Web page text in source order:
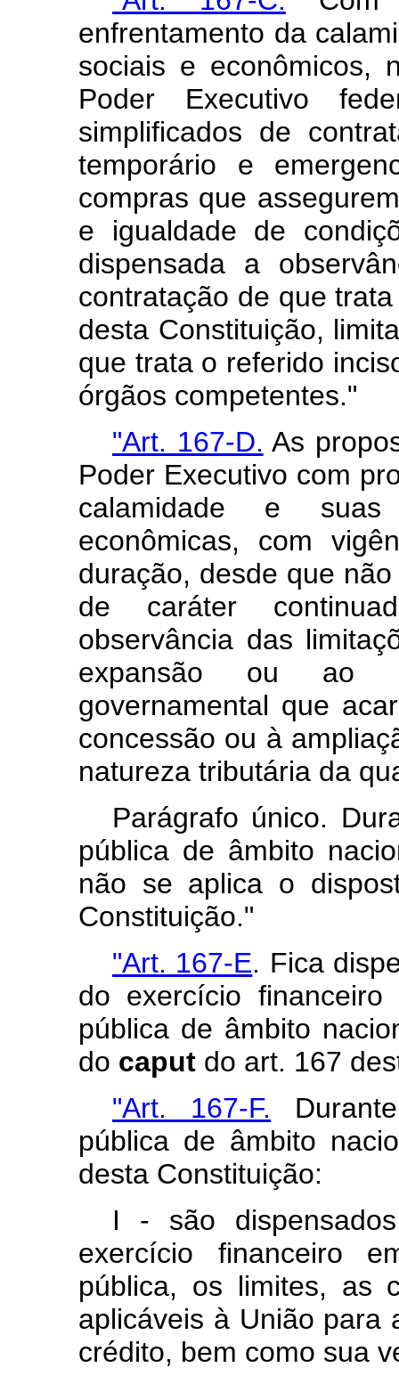
enfrentamento da
sociais e econômicos,
Poder Executivo
simplificados de
temporário e
compras que
e igualdade de
dispensada a
contratação de que
desta Constituição,
que trata o referido
órgãos competentes."
"Art. 167-D. As
Poder Executivo com
calamidade e suas
econômicas, com
duração, desde que
de caráter
observância das
expansão ou ao
governamental que
concessão ou à
natureza tributária da
Parágrafo único.
pública de âmbito
não se aplica o
Constituição."
"Art. 167-E. Fica
do exercício
pública de âmbito
do caput do art. 167
"Art. 167-F.
pública de âmbito
desta Constituição:
I - são
exercício financeiro
pública, os limites, as
aplicáveis à União para
crédito, bem como sua